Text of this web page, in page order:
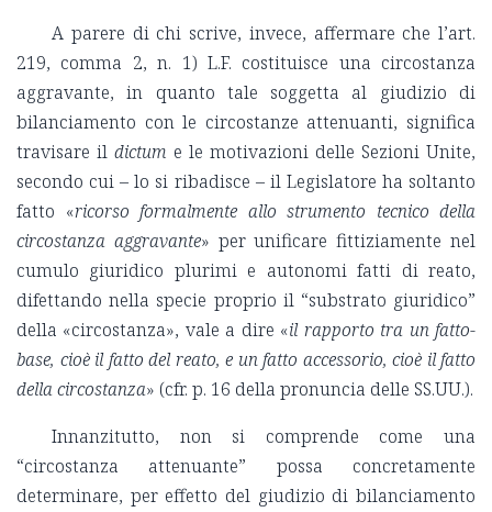
A parere di chi scrive, invece, affermare che l’art.
219, comma 2, n. 1) L.F. costituisce una circostanza
aggravante, in quanto tale soggetta al giudizio di
bilanciamento con le circostanze attenuanti, significa
travisare il dictum e le motivazioni delle Sezioni Unite,
secondo cui – lo si ribadisce – il Legislatore ha soltanto
fatto «ricorso formalmente allo strumento tecnico della
circostanza aggravante» per unificare fittiziamente nel
cumulo giuridico plurimi e autonomi fatti di reato,
difettando nella specie proprio il “substrato giuridico”
della «circostanza», vale a dire «il rapporto tra un fatto-
base, cioè il fatto del reato, e un fatto accessorio, cioè il fatto
della circostanza» (cfr. p. 16 della pronuncia delle SS.UU.).
Innanzitutto, non si comprende come una
“circostanza attenuante” possa concretamente
determinare, per effetto del giudizio di bilanciamento